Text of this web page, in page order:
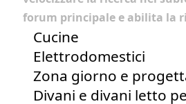
forum principale e abilita la